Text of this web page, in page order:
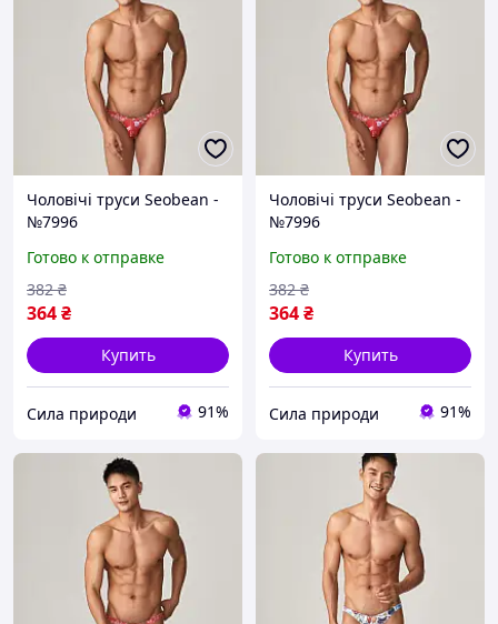
Чоловічі труси Seobean -
№7996
Готово к отправке
364₴
382 ₴
Купить
Сила природи 91%
Чоловічі труси Seobean -
№7996
Готово к отправке
364₴
382 ₴
Купить
Сила природи 91%